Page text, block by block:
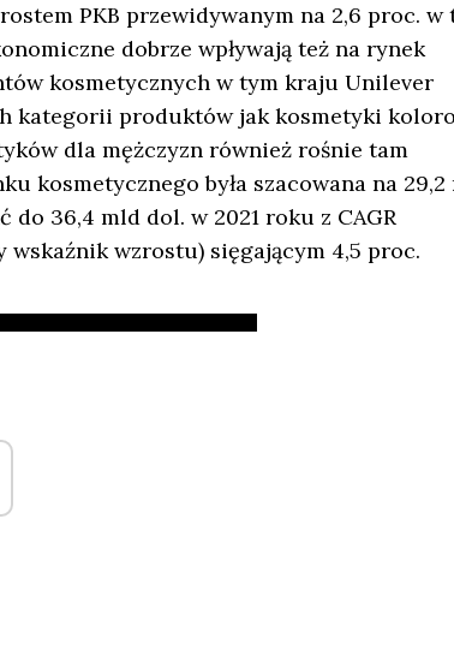
PKB przewidywanym na 2,6 proc. w
dobrze wpływają też na rynek
kosmetycznych w tym kraju Unilever
kategorii produktów jak kosmetyki
dla mężczyzn również rośnie tam
kosmetycznego była szacowana na 29,2
36,4 mld dol. w 2021 roku z CAGR
wzrostu) sięgającym 4,5 proc.